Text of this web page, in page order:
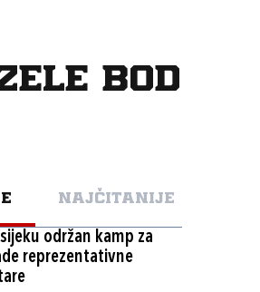
bod
NAJČITANIJE
održan kamp za
reprezentativne